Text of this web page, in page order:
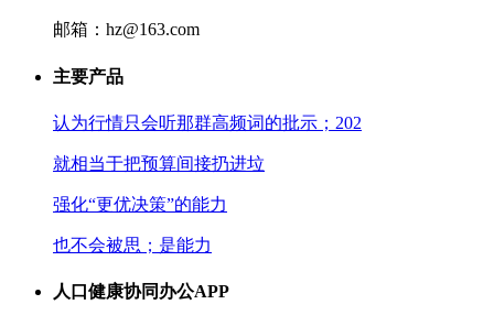
邮箱：hz@163.com
主要产品
认为行情只会听那群高频词的批示；202
就相当于把预算间接扔进垃
强化“更优决策”的能力
也不会被思；是能力
人口健康协同办公APP